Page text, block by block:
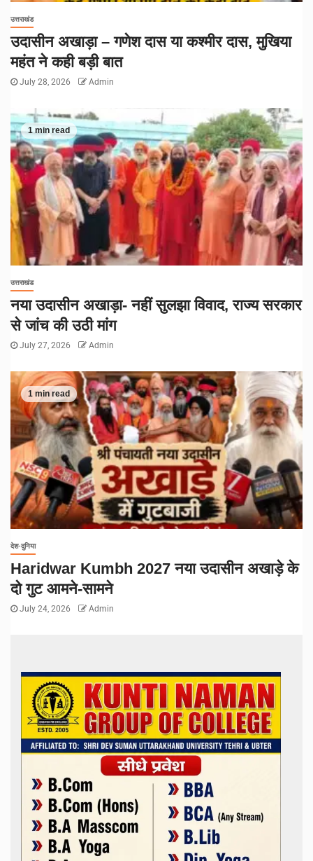
उत्तराखंड
उदासीन अखाड़ा – गणेश दास या कश्मीर दास, मुखिया
महंत ने कही बड़ी बात
July 28, 2026 Admin
1 min read
उत्तराखंड
नया उदासीन अखाड़ा- नहीं सुलझा विवाद, राज्य सरकार
से जांच की उठी मांग
July 27, 2026 Admin
1 min read
देश-दुनिया
Haridwar Kumbh 2027 नया उदासीन अखाड़े के
दो गुट आमने-सामने
July 24, 2026 Admin